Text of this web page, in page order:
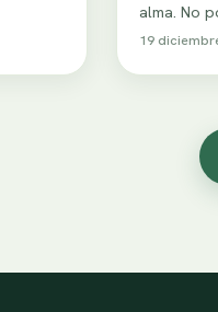
alma. No
19